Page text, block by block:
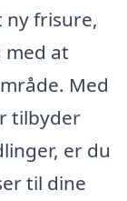
frisure,
at
Med
tilbyder
er du
til dine